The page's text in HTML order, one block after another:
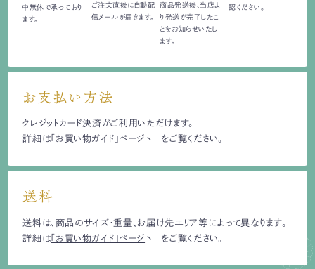
中無休で承っており
ます。
ご注文直後に自動配
信 メールが届きます。
商品発送後、当店よ
り発送が完了したこ
とをお知らせいたし
ます。
認ください。
お支払い方法
クレジットカード決済がご利用いただけます。
詳細は 「お買い物ガイド」ページ をご覧ください。
送料
送料は、商品のサイズ・重量、お届け先エリア等によって異なります。
詳細は「お買い物ガイド」ページ をご覧ください。